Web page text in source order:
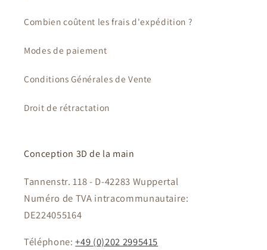
Combien coûtent les frais d'expédition ?
Modes de paiement
Conditions Générales de Vente
Droit de rétractation
Conception 3D de la main
Tannenstr. 118 - D-42283 Wuppertal
Numéro de TVA intracommunautaire:
DE224055164
Téléphone:+49 (0)202 2995415